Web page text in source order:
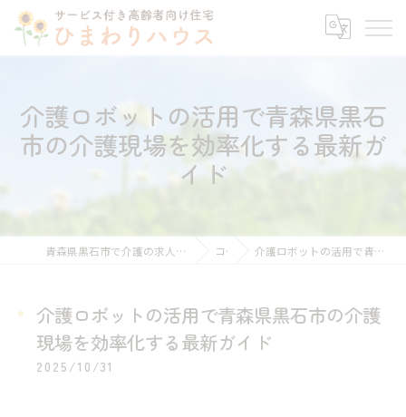
介護ロボットの活用で青森県黒石
市の介護現場を効率化する最新ガ
イド
青森県黒石市で介護の求人ならサービス付き高齢者向け住宅ひまわりハウス コラム 介護ロボットの活用で青森県黒石市の介護現場を効率化する最新ガイド
介護ロボットの活用で青森県黒石市の介護
現場を効率化する最新ガイド
2025/10/31